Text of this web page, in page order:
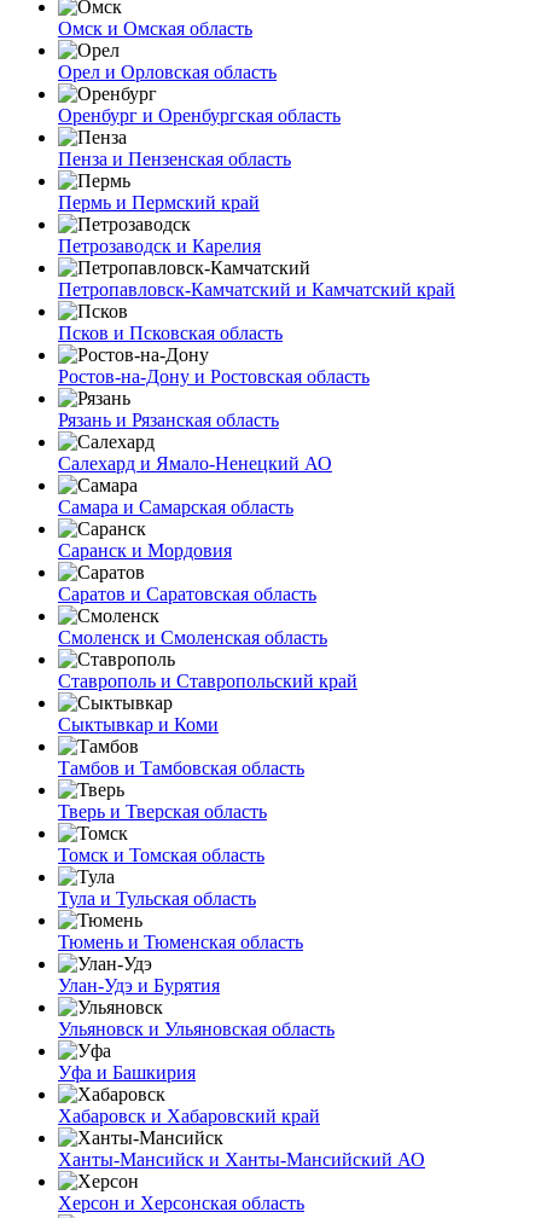
Омск и Омская область
Орел и Орловская область
Оренбург и Оренбургская область
Пенза и Пензенская область
Пермь и Пермский край
Петрозаводск и Карелия
Петропавловск-Камчатский и Камчатский край
Псков и Псковская область
Ростов-на-Дону и Ростовская область
Рязань и Рязанская область
Салехард и Ямало-Ненецкий АО
Самара и Самарская область
Саранск и Мордовия
Саратов и Саратовская область
Смоленск и Смоленская область
Ставрополь и Ставропольский край
Сыктывкар и Коми
Тамбов и Тамбовская область
Тверь и Тверская область
Томск и Томская область
Тула и Тульская область
Тюмень и Тюменская область
Улан-Удэ и Бурятия
Ульяновск и Ульяновская область
Уфа и Башкирия
Хабаровск и Хабаровский край
Ханты-Мансийск и Ханты-Мансийский АО
Херсон и Херсонская область